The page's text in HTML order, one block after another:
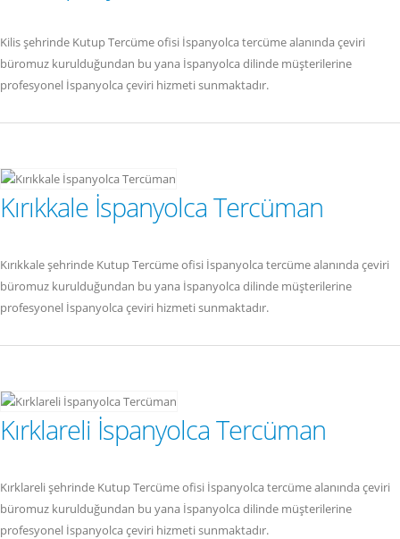
Kilis şehrinde Kutup Tercüme ofisi İspanyolca tercüme alanında çeviri
büromuz kurulduğundan bu yana İspanyolca dilinde müşterilerine
profesyonel İspanyolca çeviri hizmeti sunmaktadır.
Kırıkkale İspanyolca Tercüman
Kırıkkale şehrinde Kutup Tercüme ofisi İspanyolca tercüme alanında çeviri
büromuz kurulduğundan bu yana İspanyolca dilinde müşterilerine
profesyonel İspanyolca çeviri hizmeti sunmaktadır.
Kırklareli İspanyolca Tercüman
Kırklareli şehrinde Kutup Tercüme ofisi İspanyolca tercüme alanında çeviri
büromuz kurulduğundan bu yana İspanyolca dilinde müşterilerine
profesyonel İspanyolca çeviri hizmeti sunmaktadır.